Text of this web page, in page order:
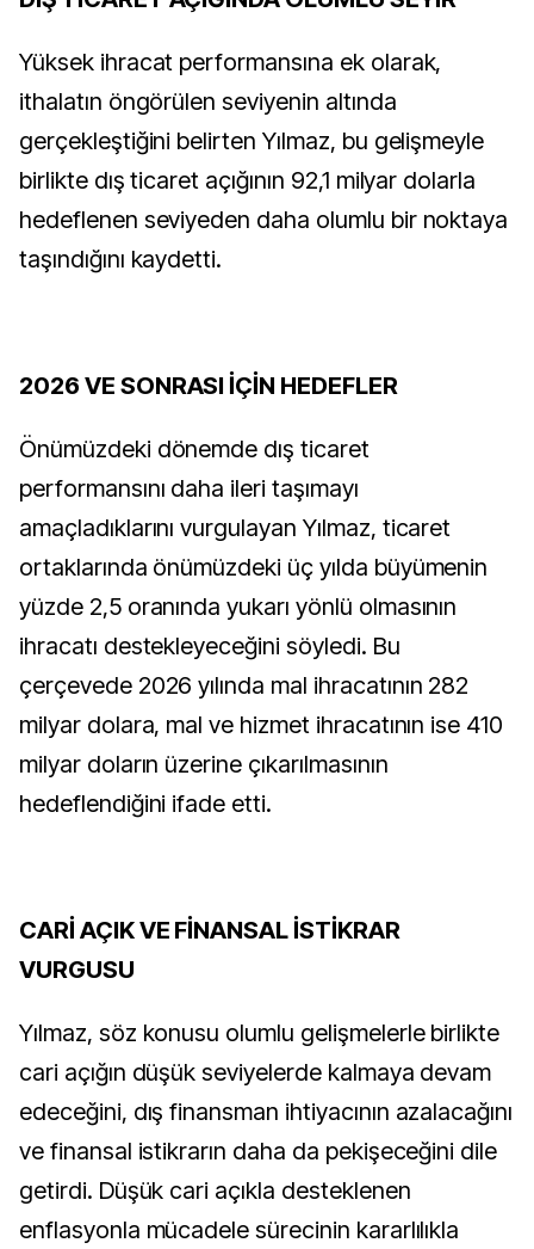
Yüksek ihracat performansına ek olarak,
ithalatın öngörülen seviyenin altında
gerçekleştiğini belirten Yılmaz, bu gelişmeyle
birlikte dış ticaret açığının 92,1 milyar dolarla
hedeflenen seviyeden daha olumlu bir noktaya
taşındığını kaydetti.
2026 VE SONRASI İÇİN HEDEFLER
Önümüzdeki dönemde dış ticaret
performansını daha ileri taşımayı
amaçladıklarını vurgulayan Yılmaz, ticaret
ortaklarında önümüzdeki üç yılda büyümenin
yüzde 2,5 oranında yukarı yönlü olmasının
ihracatı destekleyeceğini söyledi. Bu
çerçevede 2026 yılında mal ihracatının 282
milyar dolara, mal ve hizmet ihracatının ise 410
milyar doların üzerine çıkarılmasının
hedeflendiğini ifade etti.
CARİ AÇIK VE FİNANSAL İSTİKRAR
VURGUSU
Yılmaz, söz konusu olumlu gelişmelerle birlikte
cari açığın düşük seviyelerde kalmaya devam
edeceğini, dış finansman ihtiyacının azalacağını
ve finansal istikrarın daha da pekişeceğini dile
getirdi. Düşük cari açıkla desteklenen
enflasyonla mücadele sürecinin kararlılıkla